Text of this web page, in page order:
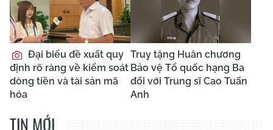
Đại biểu đề xuất quy
định rõ ràng về kiểm soát
dòng tiền và tài sản mã
hóa
Truy tặng Huân chương
Bảo vệ Tổ quốc hạng Ba
đối với Trung sĩ Cao Tuấn
Anh
TIN MỚI